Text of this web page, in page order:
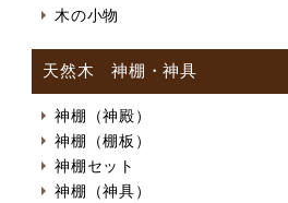
木の小物
天然木 神棚・神具
神棚（神殿）
神棚（棚板）
神棚セット
神棚（神具）